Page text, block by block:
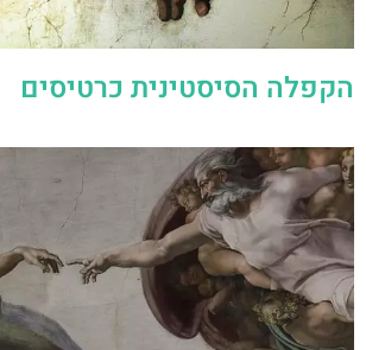
הקפלה הסיסטינית כרטיסים